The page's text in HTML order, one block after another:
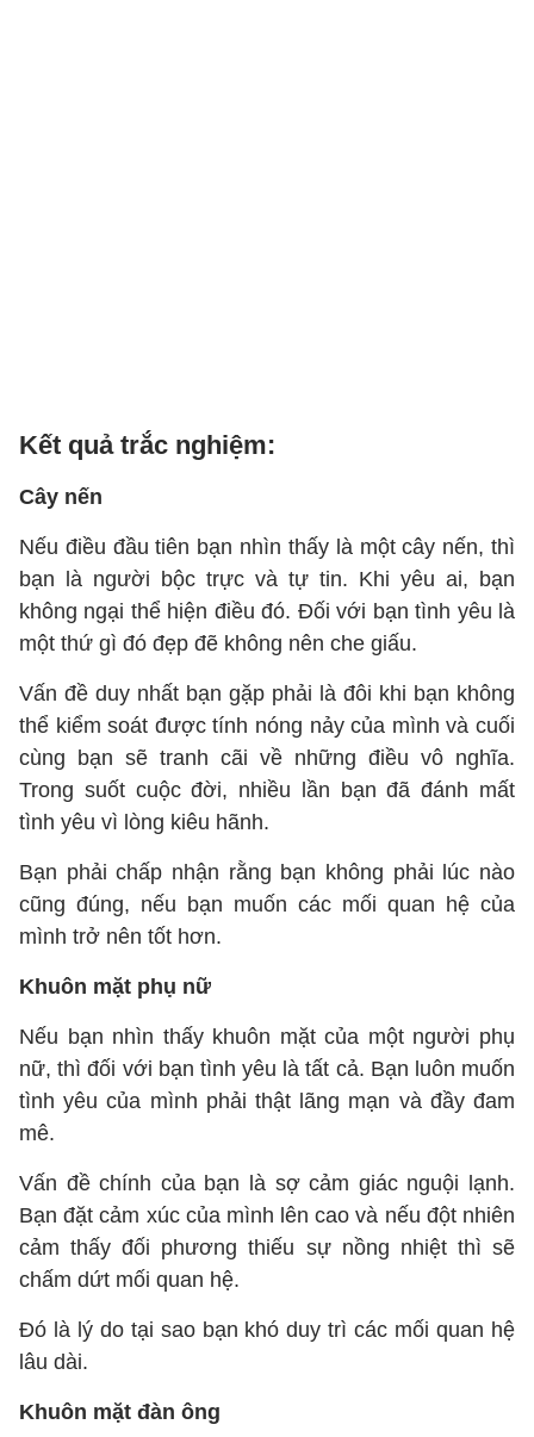
Kết quả trắc nghiệm:
Cây nến
Nếu điều đầu tiên bạn nhìn thấy là một cây nến, thì
bạn là người bộc trực và tự tin. Khi yêu ai, bạn
không ngại thể hiện điều đó. Đối với bạn tình yêu là
một thứ gì đó đẹp đẽ không nên che giấu.
Vấn đề duy nhất bạn gặp phải là đôi khi bạn không
thể kiểm soát được tính nóng nảy của mình và cuối
cùng bạn sẽ tranh cãi về những điều vô nghĩa.
Trong suốt cuộc đời, nhiều lần bạn đã đánh mất
tình yêu vì lòng kiêu hãnh.
Bạn phải chấp nhận rằng bạn không phải lúc nào
cũng đúng, nếu bạn muốn các mối quan hệ của
mình trở nên tốt hơn.
Khuôn mặt phụ nữ
Nếu bạn nhìn thấy khuôn mặt của một người phụ
nữ, thì đối với bạn tình yêu là tất cả. Bạn luôn muốn
tình yêu của mình phải thật lãng mạn và đầy đam
mê.
Vấn đề chính của bạn là sợ cảm giác nguội lạnh.
Bạn đặt cảm xúc của mình lên cao và nếu đột nhiên
cảm thấy đối phương thiếu sự nồng nhiệt thì sẽ
chấm dứt mối quan hệ.
Đó là lý do tại sao bạn khó duy trì các mối quan hệ
lâu dài.
Khuôn mặt đàn ông